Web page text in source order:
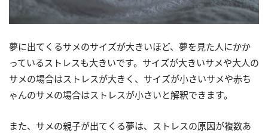
夢に出てくるサメのサイズが大きいほど、夢を見た人にかか
っているストレスも大きいです。サイズが大きいサメや大人の
サメの場合はストレスが大きく、サイズが小さいサメや赤ち
ゃんのサメの場合はストレスが小さいと解釈できます。
また、サメの親子が出てくる夢は、ストレスの原因が複数あ